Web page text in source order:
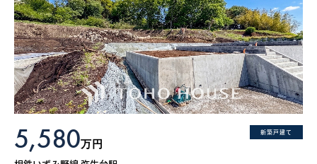
新築戸建て
5,580万円